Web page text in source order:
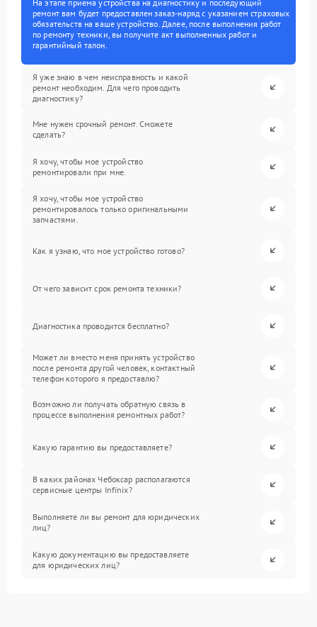
На этапе приема устройства на диагностику и последующий
ремонт вам будет предоставлен заказ-наряд с указанием страховых
обязательств на ваше устройство. Далее, после выполнения работ
по ремонту техники, вы получите акт выполненных работ и
гарантийный талон.
Я уже знаю в чем неисправность и какой
ремонт необходим. Для чего проводить
диагностику?
Мне нужен срочный ремонт. Сможете
сделать?
Я хочу, чтобы мое устройство
ремонтировали при мне.
Я хочу, чтобы мое устройство
ремонтировалось только оригинальными
запчастями.
Как я узнаю, что мое устройство готово?
От чего зависит срок ремонта техники?
Диагностика проводится бесплатно?
Может ли вместо меня принять устройство
после ремонта другой человек, контактный
телефон которого я предоставлю?
Возможно ли получать обратную связь в
процессе выполнения ремонтных работ?
Какую гарантию вы предоставляете?
В каких районах Чебоксар располагаются
сервисные центры Infinix?
Выполняете ли вы ремонт для юридических
лиц?
Какую документацию вы предоставляете
для юридических лиц?